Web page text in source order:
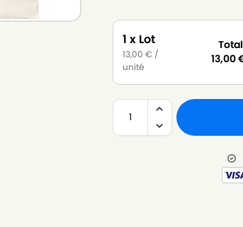
1 x Lot
13,00€ /
unité
13,00